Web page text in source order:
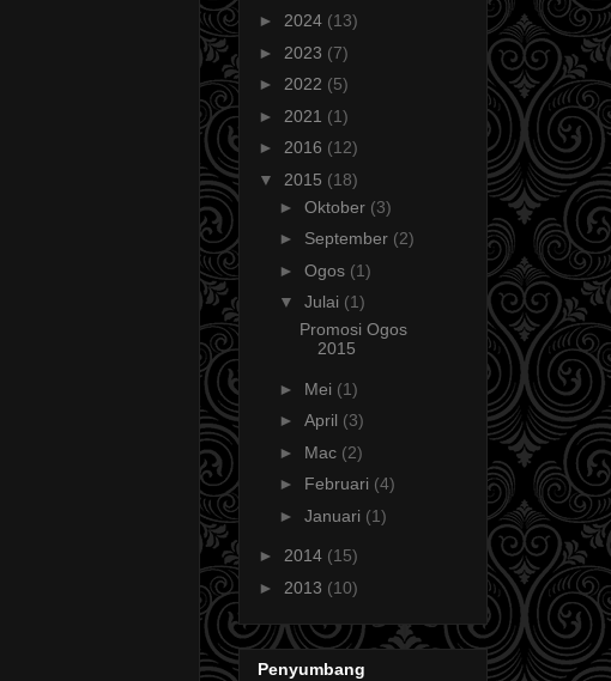
► 2024 (13)
► 2023 (7)
► 2022 (5)
► 2021 (1)
► 2016 (12)
▼ 2015 (18)
► Oktober (3)
► September (2)
► Ogos (1)
▼ Julai (1)
Promosi Ogos
2015
► Mei (1)
► April (3)
► Mac (2)
► Februari (4)
► Januari (1)
► 2014 (15)
► 2013 (10)
Penyumbang